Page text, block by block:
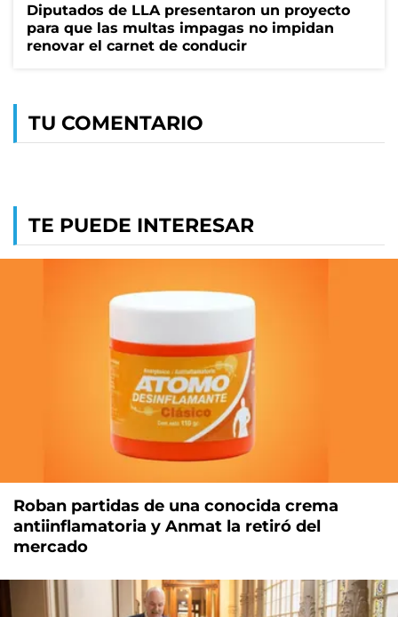
Diputados de LLA presentaron un proyecto
para que las multas impagas no impidan
renovar el carnet de conducir
TU COMENTARIO
TE PUEDE INTERESAR
Roban partidas de una conocida crema
antiinflamatoria y Anmat la retiró del
mercado